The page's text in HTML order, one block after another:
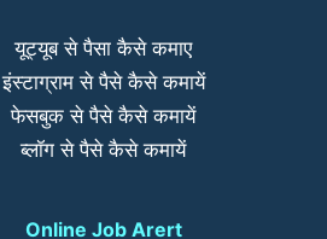
यूट्यूब से पैसा कैसे कमाए
इंस्टाग्राम से पैसे कैसे कमायें
फेसबुक से पैसे कैसे कमायें
ब्लॉग से पैसे कैसे कमायें
Online Job Arert